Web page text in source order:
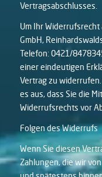
Vertragsabschlusses.
Um Ihr
GmbH,
Telefon: 0421/
einer eindeutigen
Vertrag zu
es aus, dass Sie die
Widerrufsrechts vor
Folgen des Widerrufs
Wenn Sie diesen
Zahlungen, die wir